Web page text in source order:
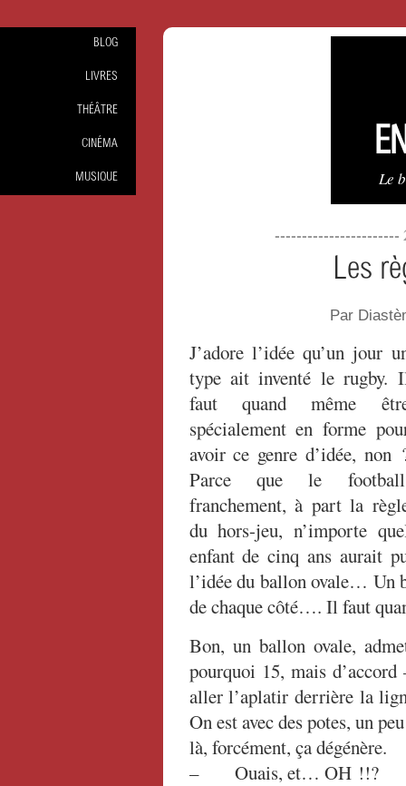
Le
-----------------------
Les
Par
J’adore l’idée qu’un jour
type ait inventé le rugby.
faut quand même
spécialement en forme
avoir ce genre d’idée, non
Parce que le
franchement, à part la
du hors-jeu, n’importe
enfant de cinq ans aurait
l’idée du ballon ovale… Un
de chaque côté…. Il faut
Bon, un ballon ovale,
pourquoi 15, mais
aller l’aplatir derrière la
On est avec des potes, un
là, forcément, ça dégénère.
– Ouais, et… OH !!?
BLOG
LIVRES
THÉÂTRE
CINÉMA
MUSIQUE